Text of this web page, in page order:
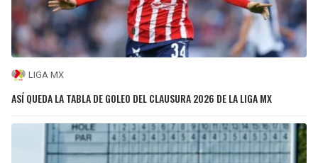
LIGA MX
ASÍ QUEDA LA TABLA DE GOLEO DEL CLAUSURA 2026 DE LA LIGA MX